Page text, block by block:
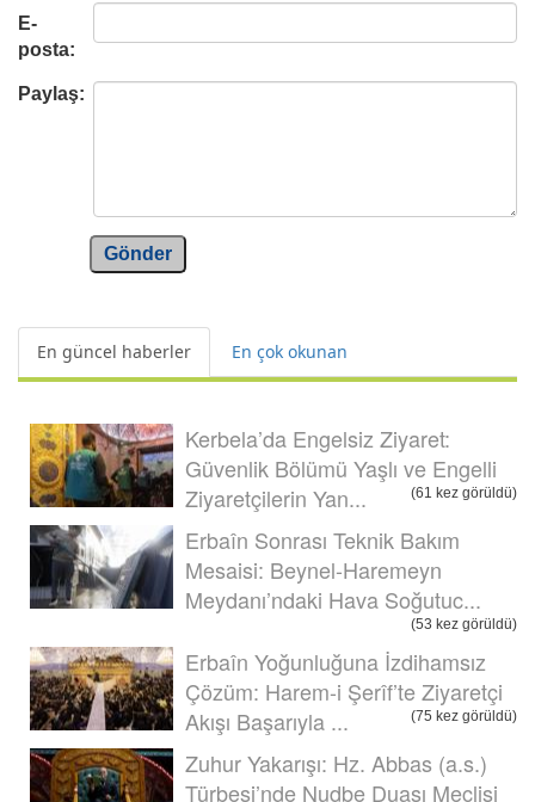
E-
posta:
Paylaş:
Gönder
En güncel haberler En çok okunan
Kerbela’da Engelsiz Ziyaret:
Güvenlik Bölümü Yaşlı ve Engelli
Ziyaretçilerin Yan...
(61 kez görüldü)
Erbaîn Sonrası Teknik Bakım
Mesaisi: Beynel-Haremeyn
Meydanı’ndaki Hava Soğutuc...
(53 kez görüldü)
Erbaîn Yoğunluğuna İzdihamsız
Çözüm: Harem-i Şerîf’te Ziyaretçi
Akışı Başarıyla ...
(75 kez görüldü)
Zuhur Yakarışı: Hz. Abbas (a.s.)
Türbesi’nde Nudbe Duası Meclisi